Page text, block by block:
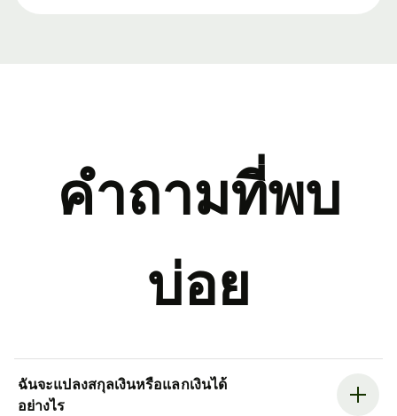
คำถามที่พบ
บ่อย
ฉันจะแปลงสกุลเงินหรือแลกเงินได้
อย่างไร